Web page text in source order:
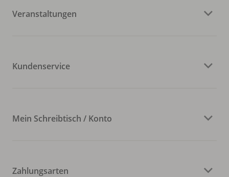
Veranstaltungen
Kundenservice
Mein Schreibtisch / Konto
Zahlungsarten